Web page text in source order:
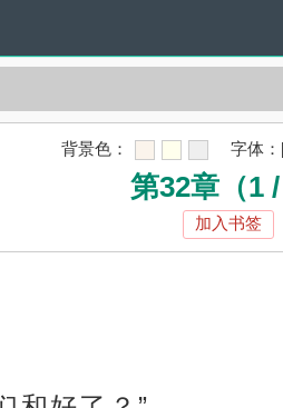
背景色： 字体：
第32章（1 /
加入书签